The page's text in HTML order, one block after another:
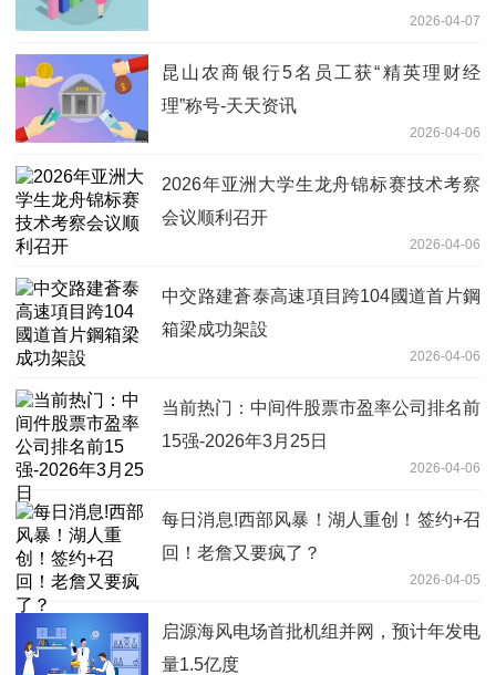
2026-04-07
昆山农商银行5名员工获“精英理财经
理”称号-天天资讯
2026-04-06
2026年亚洲大学生龙舟锦标赛技术考察
会议顺利召开
2026-04-06
中交路建蒼泰高速項目跨104國道首片鋼
箱梁成功架設
2026-04-06
当前热门：中间件股票市盈率公司排名前
15强-2026年3月25日
2026-04-06
每日消息!西部风暴！湖人重创！签约+召
回！老詹又要疯了？
2026-04-05
启源海风电场首批机组并网，预计年发电
量1.5亿度